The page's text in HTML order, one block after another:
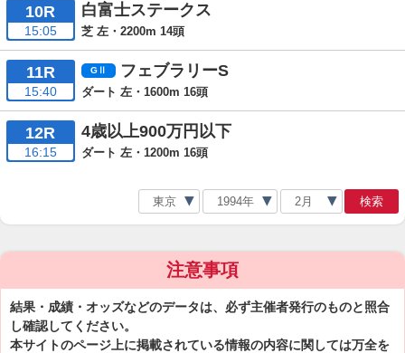
10R
15:05
白富士ステークス
芝 左・2200m 14頭
11R
15:40
フェブラリーS
ダート 左・1600m 16頭
12R
16:15
4歳以上900万円以下
ダート 左・1200m 16頭
検索
注意事項
結果・成績・オッズなどのデータは、必ず主催者発行のものと照合
し確認してください。
本サイトのページ上に掲載されている情報の内容に関しては万全を